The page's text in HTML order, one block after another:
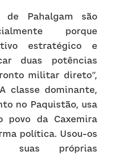
de Pahalgam são
porque
estratégico e
duas potências
militar direto”,
classe dominante,
no Paquistão, usa
povo da Caxemira
política. Usou-os
suas próprias